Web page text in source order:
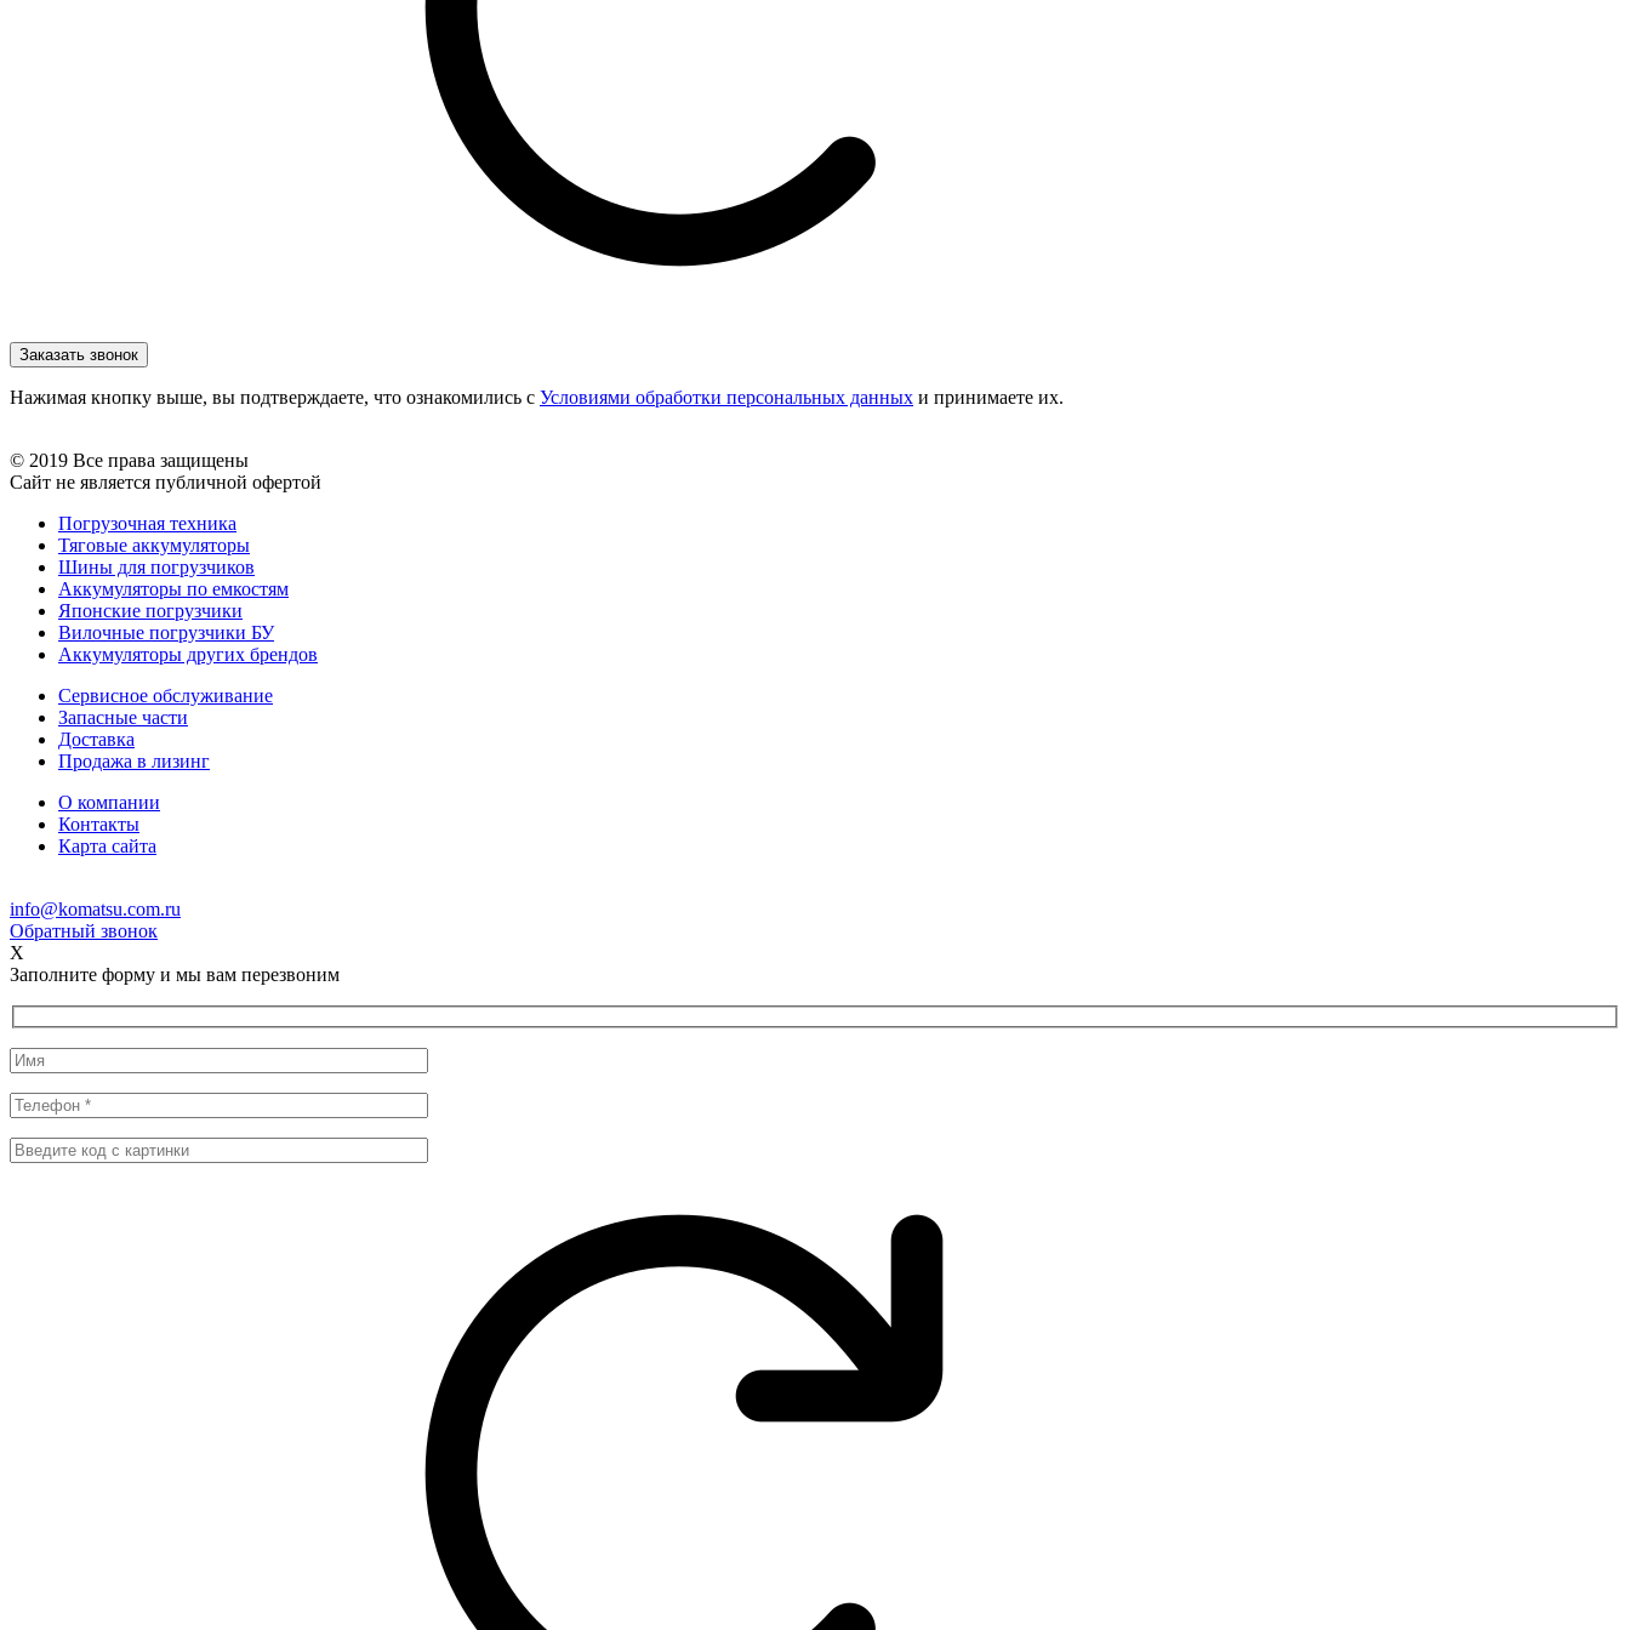
Нажимая кнопку выше, вы подтверждаете, что ознакомились с Условиями обработки персональных данных и принимаете их.
© 2019 Все права защищены
Сайт не является публичной офертой
Погрузочная техника
Тяговые аккумуляторы
Шины для погрузчиков
Аккумуляторы по емкостям
Японские погрузчики
Вилочные погрузчики БУ
Аккумуляторы других брендов
Сервисное обслуживание
Запасные части
Доставка
Продажа в лизинг
О компании
Контакты
Карта сайта
info@komatsu.com.ru
Обратный звонок
X
Заполните форму и мы вам перезвоним